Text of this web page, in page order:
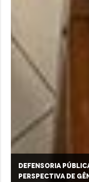
Defensoria
perspectiva de